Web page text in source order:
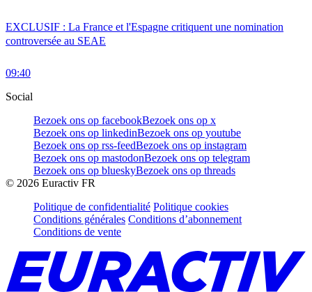
EXCLUSIF : La France et l'Espagne critiquent une nomination
controversée au SEAE
09:40
Social
Bezoek ons op facebookBezoek ons op x
Bezoek ons op linkedinBezoek ons op youtube
Bezoek ons op rss-feedBezoek ons op instagram
Bezoek ons op mastodonBezoek ons op telegram
Bezoek ons op blueskyBezoek ons op threads
© 2026 Euractiv FR
Politique de confidentialité Politique cookies
Conditions générales Conditions d’abonnement
Conditions de vente